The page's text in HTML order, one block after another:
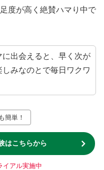
度が高く絶賛ハマり中で
出会えると、早く次が
みなのとで毎日ワクワ
簡単！
はこちらから
イアル実施中